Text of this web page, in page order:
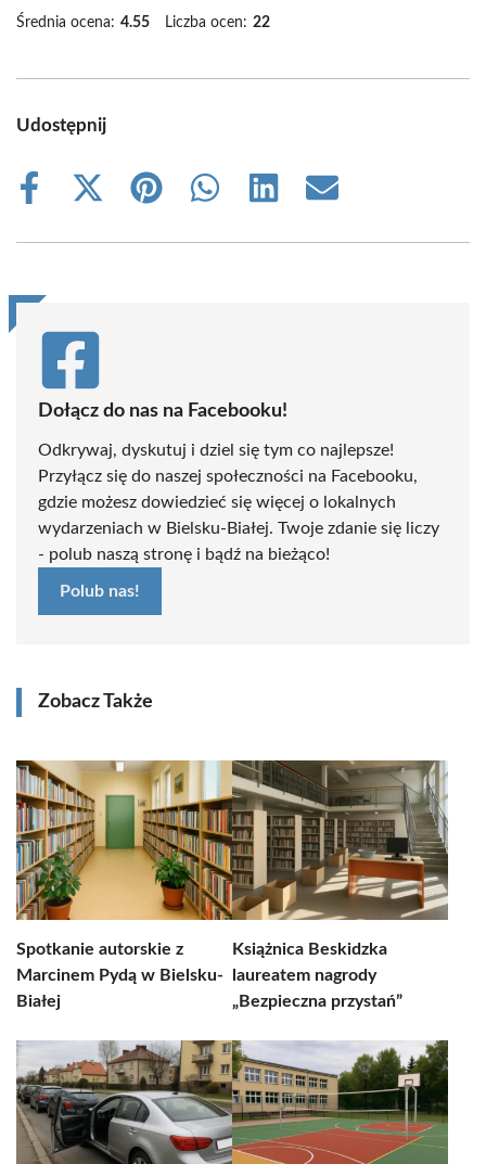
Średnia ocena: 4.55 Liczba ocen: 22
Udostępnij
Share
Share
(Twitter)
Share
Share
Share
Share
Dołącz do nas na Facebooku!
Odkrywaj, dyskutuj i dziel się tym co najlepsze!
Przyłącz się do naszej społeczności na Facebooku,
gdzie możesz dowiedzieć się więcej o lokalnych
wydarzeniach w Bielsku-Białej. Twoje zdanie się liczy
- polub naszą stronę i bądź na bieżąco!
Polub nas!
Zobacz Także
Spotkanie autorskie z
Marcinem Pydą w Bielsku-
Białej
Książnica Beskidzka
laureatem nagrody
„Bezpieczna przystań”